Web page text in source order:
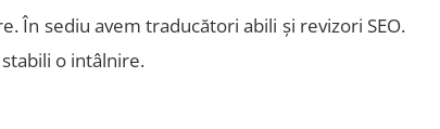
sediu avem traducători abili și revizori SEO.
o intâlnire.